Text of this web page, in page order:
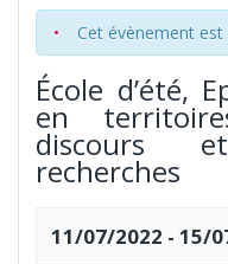
Cet évènement est
École d’été,
en
discours
recherches
11/07/2022 - 15/